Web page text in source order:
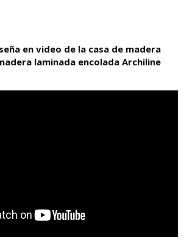
en video de la casa de madera
laminada encolada Archiline